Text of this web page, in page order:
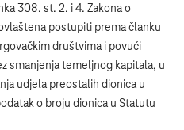
308. st. 2. i 4. Zakona o
postupiti prema članku
društvima i povući
smanjenja temeljnog kapitala, u
udjela preostalih dionica u
o broju dionica u Statutu